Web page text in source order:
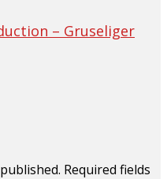
– Gruseliger
Required fields